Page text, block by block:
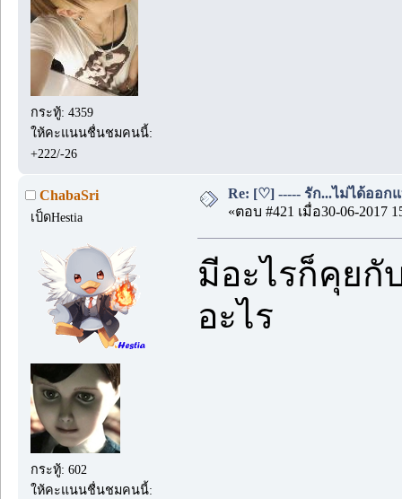
กระทู้: 4359
ให้คะแนนชื่นชมคนนี้:
+222/-26
ChabaSri
เป็ดHestia
กระทู้: 602
ให้คะแนนชื่นชมคนนี้:
Re: [♡] ----- รัก...ไม่ได้ออกแ
«ตอบ #421 เมื่อ30-06-2017
มีอะไรก็คุยกั
อะไร